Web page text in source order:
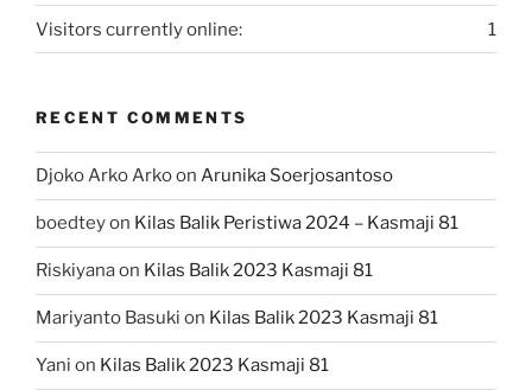
1
Visitors currently online:
RECENT COMMENTS
Djoko Arko Arkoon Arunika Soerjosantoso
boedteyon Kilas Balik Peristiwa 2024 – Kasmaji 81
Riskiyanaon Kilas Balik 2023 Kasmaji 81
Mariyanto Basuki on Kilas Balik 2023 Kasmaji 81
Yani on Kilas Balik 2023 Kasmaji 81